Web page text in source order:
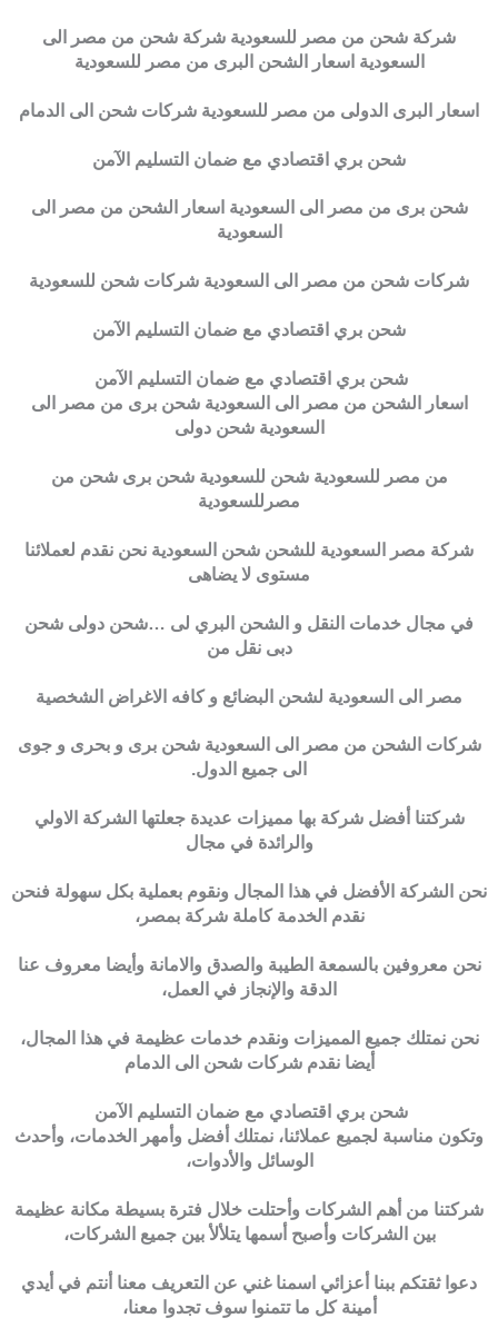
شركة شحن من مصر للسعودية شركة شحن من مصر الى
السعودية اسعار الشحن البرى من مصر للسعودية
اسعار البرى الدولى من مصر للسعودية شركات شحن الى الدمام
شحن بري اقتصادي مع ضمان التسليم الآمن
شحن برى من مصر الى السعودية اسعار الشحن من مصر الى
السعودية
شركات شحن من مصر الى السعودية شركات شحن للسعودية
شحن بري اقتصادي مع ضمان التسليم الآمن
شحن بري اقتصادي مع ضمان التسليم الآمن
اسعار الشحن من مصر الى السعودية شحن برى من مصر الى
السعودية شحن دولى
من مصر للسعودية شحن للسعودية شحن برى شحن من
مصرللسعودية
شركة مصر السعودية للشحن شحن السعودية نحن نقدم لعملائنا
مستوى لا يضاهى
في مجال خدمات النقل و الشحن البري لى …شحن دولى شحن
دبى نقل من
مصر الى السعودية لشحن البضائع و كافه الاغراض الشخصية
شركات الشحن من مصر الى السعودية شحن برى و بحرى و جوى
الى جميع الدول.
شركتنا أفضل شركة بها مميزات عديدة جعلتها الشركة الاولي
والرائدة في مجال
نحن الشركة الأفضل في هذا المجال ونقوم بعملية بكل سهولة فنحن
نقدم الخدمة كاملة شركة بمصر،
نحن معروفين بالسمعة الطيبة والصدق والامانة وأيضا معروف عنا
الدقة والإنجاز في العمل،
نحن نمتلك جميع المميزات ونقدم خدمات عظيمة في هذا المجال،
أيضا نقدم شركات شحن الى الدمام
شحن بري اقتصادي مع ضمان التسليم الآمن
وتكون مناسبة لجميع عملائنا، نمتلك أفضل وأمهر الخدمات، وأحدث
الوسائل والأدوات،
شركتنا من أهم الشركات وأحتلت خلال فترة بسيطة مكانة عظيمة
بين الشركات وأصبح أسمها يتلألأ بين جميع الشركات،
دعوا ثقتكم ببنا أعزائي اسمنا غني عن التعريف معنا أنتم في أيدي
أمينة كل ما تتمنوا سوف تجدوا معنا،